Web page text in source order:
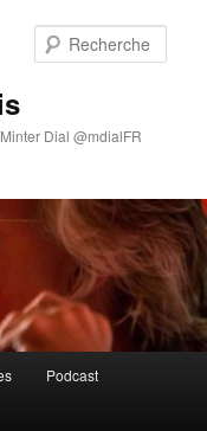
Dial @mdialFR
Podcast